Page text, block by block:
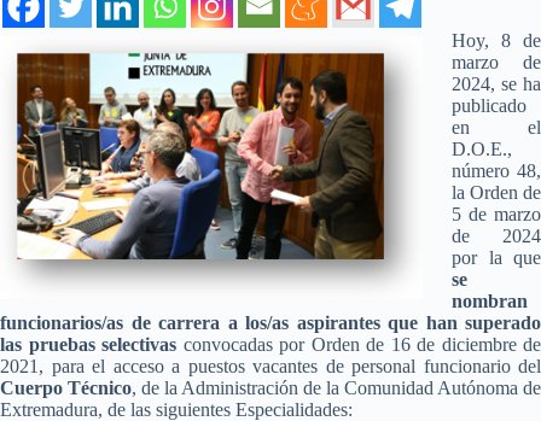
Hoy, 8 de
marzo de
2024, se ha
publicado
en el
D.O.E.,
número 48,
la Orden de
5 de marzo
de 2024
por la que
se
nombran
funcionarios/as de carrera a los/as aspirantes que han superado
las pruebas selectivas convocadas por Orden de 16 de diciembre de
2021, para el acceso a puestos vacantes de personal funcionario del
Cuerpo Técnico, de la Administración de la Comunidad Autónoma de
Extremadura, de las siguientes Especialidades: